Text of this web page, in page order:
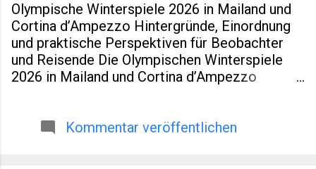
Olympische Winterspiele 2026 in Mailand und
Cortina d’Ampezzo Hintergründe, Einordnung
und praktische Perspektiven für Beobachter
und Reisende Die Olympischen Winterspiele
2026 in Mailand und Cortina d’Ampezzo
Turin 2006 erneut Gastgeber ist. Sondern auch,
Kommentar veröffentlichen